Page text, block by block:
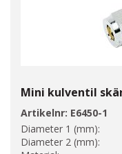
Mini kulventil
Artikelnr: E6450-1
Diameter 1 (mm):
Diameter 2 (mm):